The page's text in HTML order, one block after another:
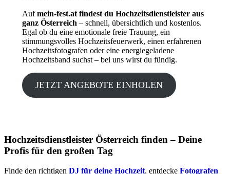
Aufmein-fest.at findest du Hochzeitsdienstleister aus
ganz Österreich– schnell, übersichtlich und kostenlos.
Egal ob du eine emotionale freie Trauung, ein
stimmungsvolles Hochzeitsfeuerwerk, einen erfahrenen
Hochzeitsfotografen oder eine energiegeladene
Hochzeitsband suchst – bei uns wirst du fündig.
JETZT ANGEBOTE EINHOLEN
Hochzeitsdienstleister Österreich finden – Deine
Profis für den großen Tag
Finde den richtigen DJ für deine Hochzeit, entdecke Fotografen